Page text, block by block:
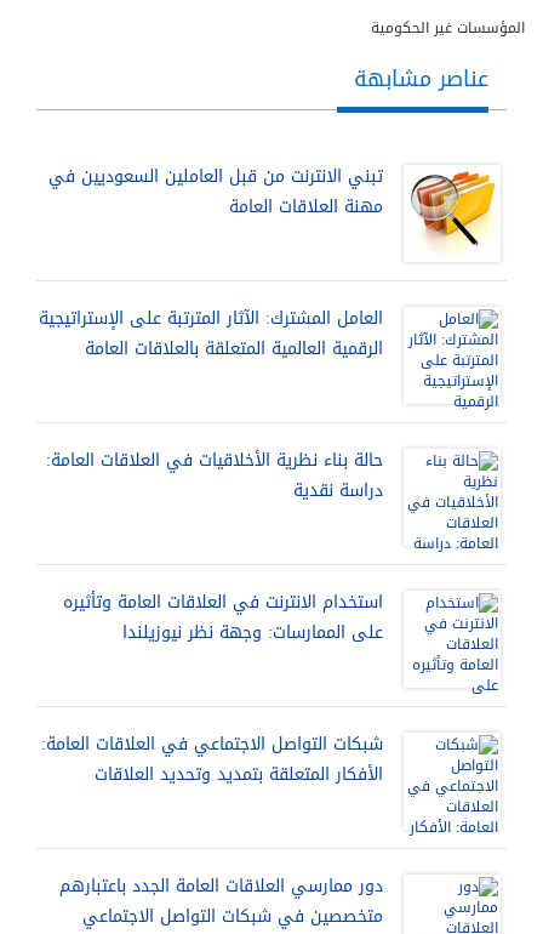
المؤسسات غير الحكومية
عناصر مشابهة
تبني الانترنت من قبل العاملين السعوديين في
مهنة العلاقات العامة
العامل المشترك: الآثار المترتبة على الإستراتيجية
الرقمية العالمية المتعلقة بالعلاقات العامة
حالة بناء نظرية الأخلاقيات في العلاقات العامة:
دراسة نقدية
استخدام الانترنت في العلاقات العامة وتأثيره
على الممارسات: وجهة نظر نيوزيلندا
شبكات التواصل الاجتماعي في العلاقات العامة:
الأفكار المتعلقة بتمديد وتحديد العلاقات
دور ممارسي العلاقات العامة الجدد باعتبارهم
متخصصين في شبكات التواصل الاجتماعي